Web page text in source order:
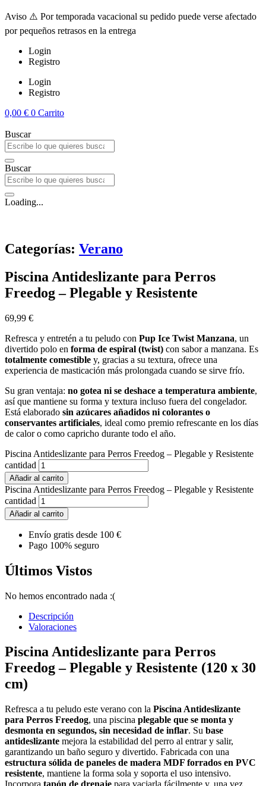
Aviso ⚠️ Por temporada vacacional su pedido puede verse afectado
por pequeños retrasos en la entrega
Login
Registro
Login
Registro
0,00 € 0 Carrito
Buscar
Buscar
Loading...
Categorías: Verano
Piscina Antideslizante para Perros
Freedog – Plegable y Resistente
69,99 €
Refresca y entretén a tu peludo con Pup Ice Twist Manzana, un
divertido polo en forma de espiral (twist) con sabor a manzana. Es
totalmente comestible y, gracias a su textura, ofrece una
experiencia de masticación más prolongada cuando se sirve frío.
Su gran ventaja: no gotea ni se deshace a temperatura ambiente,
así que mantiene su forma y textura incluso fuera del congelador.
Está elaborado sin azúcares añadidos ni colorantes o
conservantes artificiales, ideal como premio refrescante en los días
de calor o como capricho durante todo el año.
Piscina Antideslizante para Perros Freedog – Plegable y Resistente
cantidad
Añadir al carrito
Piscina Antideslizante para Perros Freedog – Plegable y Resistente
cantidad
Añadir al carrito
Envío gratis desde 100 €
Pago 100% seguro
Últimos Vistos
No hemos encontrado nada :(
Descripción
Valoraciones
Piscina Antideslizante para Perros
Freedog – Plegable y Resistente (120 x 30
cm)
Refresca a tu peludo este verano con la Piscina Antideslizante
para Perros Freedog, una piscina plegable que se monta y
desmonta en segundos, sin necesidad de inflar. Su base
antideslizante mejora la estabilidad del perro al entrar y salir,
garantizando un baño seguro y divertido. Fabricada con una
estructura sólida de paneles de madera MDF forrados en PVC
resistente, mantiene la forma sola y soporta el uso intensivo.